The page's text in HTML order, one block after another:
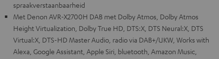
spraakverstaanbaarheid
Met Denon AVR-X2700H DAB met Dolby Atmos, Dolby Atmos
Height Virtualization, Dolby True HD, DTS:X, DTS Neural:X, DTS
Virtual:X, DTS-HD Master Audio, radio via DAB+/UKW, Works with
Alexa, Google Assistant, Apple Siri, bluetooth, Amazon Music,